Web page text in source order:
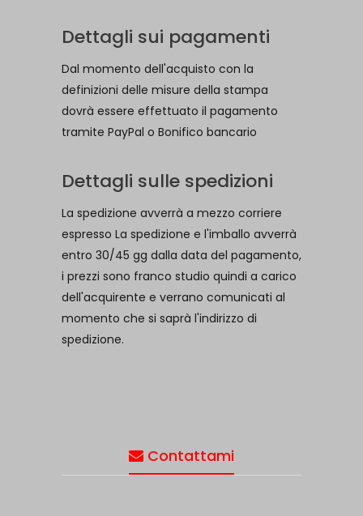
Dettagli sui pagamenti
Dal momento dell'acquisto con la
definizioni delle misure della stampa
dovrà essere effettuato il pagamento
tramite PayPal o Bonifico bancario
Dettagli sulle spedizioni
La spedizione avverrà a mezzo corriere
espresso La spedizione e l'imballo avverrà
entro 30/45 gg dalla data del pagamento,
i prezzi sono franco studio quindi a carico
dell'acquirente e verrano comunicati al
momento che si saprà l'indirizzo di
spedizione.
Contattami